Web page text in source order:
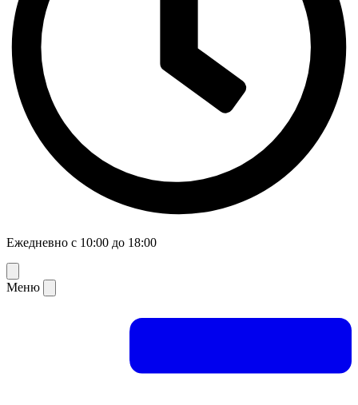
Ежедневно с 10:00 до 18:00
Меню